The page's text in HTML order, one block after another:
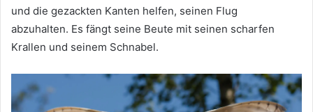
und die gezackten Kanten helfen, seinen Flug
abzuhalten. Es fängt seine Beute mit seinen scharfen
Krallen und seinem Schnabel.